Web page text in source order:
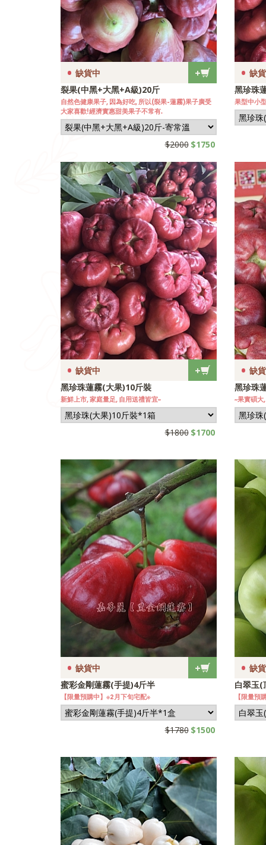
+
• 缺貨中
裂果(中黑+大黑+A級)20斤
自然色健康果子, 因為好吃, 所以(裂果-蓮霧)果子廣受
大家喜歡!經濟實惠甜美果子不常有.
$2000 $1750
• 缺
黑珍珠
果型中小
+
• 缺貨中
黑珍珠蓮霧(大果)10斤裝
新鮮上市, 家庭量足, 自用送禮皆宜~
$1800 $1700
• 缺
黑珍珠
~果實碩大
+
• 缺貨中
蜜彩金剛蓮霧(手提)4斤半
【限量預購中】※2月下旬宅配※
$1780 $1500
• 缺
白翠玉(
【限量預